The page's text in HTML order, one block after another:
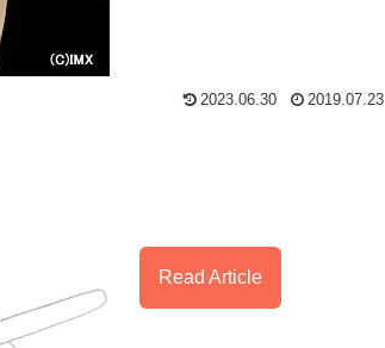
2023.06.30 2019.07.23
Read Article